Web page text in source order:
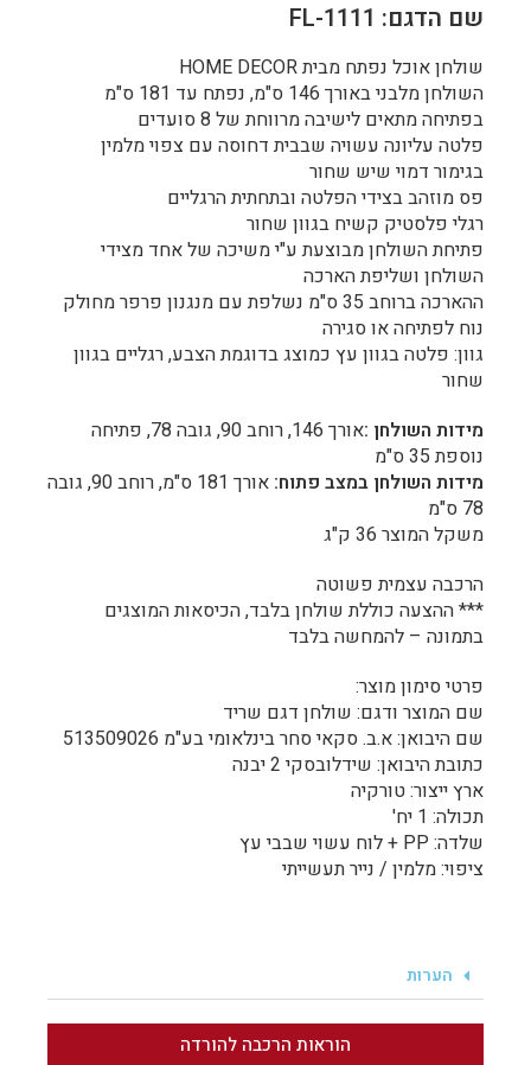
שם הדגם: FL-1111
שולחן אוכל נפתח מבית HOME DECOR
השולחן מלבני באורך 146 ס"מ, נפתח עד 181 ס"מ
בפתיחה מתאים לישיבה מרווחת של 8 סועדים
פלטה עליונה עשויה שבבית דחוסה עם צפוי מלמין
בגימור דמוי שיש שחור
פס מוזהב בצידי הפלטה ובתחתית הרגליים
רגלי פלסטיק קשיח בגוון שחור
פתיחת השולחן מבוצעת ע"י משיכה של אחד מצידי
השולחן ושליפת הארכה
ההארכה ברוחב 35 ס"מ נשלפת עם מנגנון פרפר מחולק
נוח לפתיחה או סגירה
גוון: פלטה בגוון עץ כמוצג בדוגמת הצבע, רגליים בגוון
שחור
מידות השולחן :
אורך 146, רוחב 90, גובה 78, פתיחה
נוספת 35 ס"מ
מידות השולחן במצב פתוח:
אורך 181 ס"מ, רוחב 90, גובה
78 ס"מ
משקל המוצר 36 ק"ג
הרכבה עצמית פשוטה
*** ההצעה כוללת שולחן בלבד, הכיסאות המוצגים
בתמונה – להמחשה בלבד
פרטי סימון מוצר:
שם המוצר ודגם: שולחן דגם שריד
שם היבואן: א.ב. סקאי סחר בינלאומי בע"מ 513509026
כתובת היבואן: שידלובסקי 2 יבנה
ארץ ייצור: טורקיה
תכולה: 1 יח'
שלדה: PP + לוח עשוי שבבי עץ
ציפוי: מלמין / נייר תעשייתי
הערות
הוראות הרכבה להורדה